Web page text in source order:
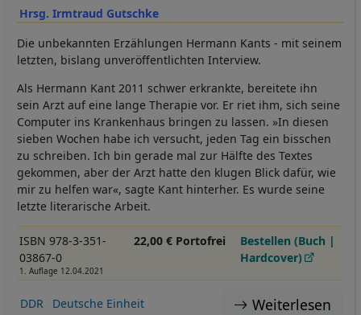
Hrsg. Irmtraud Gutschke
Die unbekannten Erzählungen Hermann Kants - mit seinem
letzten, bislang unveröffentlichten Interview.
Als Hermann Kant 2011 schwer erkrankte, bereitete ihn
sein Arzt auf eine lange Therapie vor. Er riet ihm, sich seine
Computer ins Krankenhaus bringen zu lassen. »In diesen
sieben Wochen habe ich versucht, jeden Tag ein bisschen
zu schreiben. Ich bin gerade mal zur Hälfte des Textes
gekommen, aber der Arzt hatte den klugen Blick dafür, wie
mir zu helfen war«, sagte Kant hinterher. Es wurde seine
letzte literarische Arbeit.
ISBN 978-3-351-
03867-0
1. Auflage 12.04.2021
22,00 € Portofrei
Bestellen (Buch |
Hardcover)
Weiterlesen
DDR
Deutsche Einheit